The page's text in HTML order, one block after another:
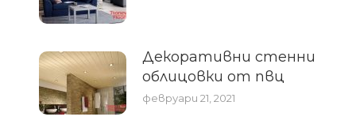
Декоративни стенни
облицовки от пвц
февруари 21, 2021